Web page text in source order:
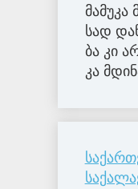
სად
ბა კი
კა